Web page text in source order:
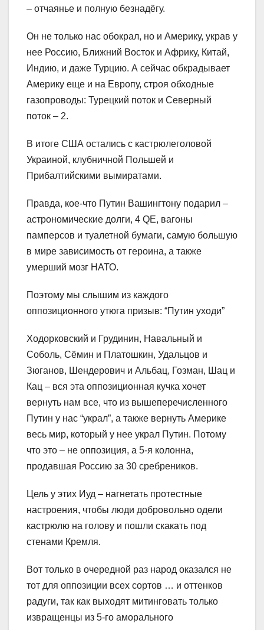
– отчаянье и полную безнадёгу.
Он не только нас обокрал, но и Америку, украв у
нее Россию, Ближний Восток и Африку, Китай,
Индию, и даже Турцию. А сейчас обкрадывает
Америку еще и на Европу, строя обходные
газопроводы: Турецкий поток и Северный
поток – 2.
В итоге США остались с кастрюлеголовой
Украиной, клубничной Польшей и
Прибалтийскими вымиратами.
Правда, кое-что Путин Вашингтону подарил –
астрономические долги, 4 QE, вагоны
памперсов и туалетной бумаги, самую большую
в мире зависимость от героина, а также
умерший мозг НАТО.
Поэтому мы слышим из каждого
оппозиционного утюга призыв: “Путин уходи”
Ходорковский и Грудинин, Навальный и
Соболь, Сёмин и Платошкин, Удальцов и
Зюганов, Шендерович и Альбац, Гозман, Шац и
Кац – вся эта оппозиционная кучка хочет
вернуть нам все, что из вышеперечисленного
Путин у нас “украл”, а также вернуть Америке
весь мир, который у нее украл Путин. Потому
что это – не оппозиция, а 5-я колонна,
продавшая Россию за 30 сребреников.
Цель у этих Иуд – нагнетать протестные
настроения, чтобы люди добровольно одели
кастрюлю на голову и пошли скакать под
стенами Кремля.
Вот только в очередной раз народ оказался не
тот для оппозиции всех сортов … и оттенков
радуги, так как выходят митинговать только
извращенцы из 5-го аморального